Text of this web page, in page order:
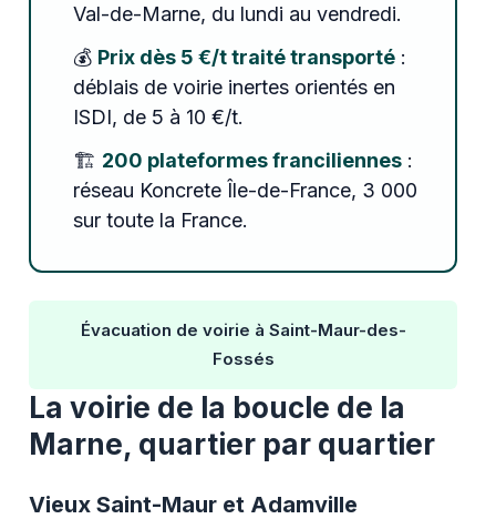
Val-de-Marne, du lundi au vendredi.
💰 Prix dès 5 €/t traité transporté:
déblais de voirie inertes orientés en
ISDI, de 5 à 10 €/t.
🏗️ 200 plateformes franciliennes:
réseau Koncrete Île-de-France, 3 000
sur toute la France.
Évacuation de voirie à Saint-Maur-des-
Fossés
La voirie de la boucle de la
Marne, quartier par quartier
Vieux Saint-Maur et Adamville